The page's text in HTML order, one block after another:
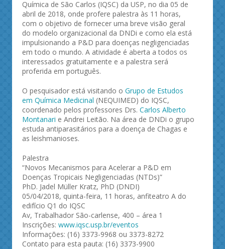
Química de São Carlos (IQSC) da USP, no dia 05 de
abril de 2018, onde profere palestra às 11 horas,
com o objetivo de fornecer uma breve visão geral
do modelo organizacional da DNDi e como ela está
impulsionando a P&D para doenças negligenciadas
em todo o mundo. A atividade é aberta a todos os
interessados gratuitamente e a palestra será
proferida em português.
O pesquisador está visitando o Grupo de Estudos
em Química Medicinal (NEQUIMED) do IQSC,
coordenado pelos professores Drs. Carlos Alberto
Montanari e Andrei Leitão. Na área de DNDi o grupo
estuda antiparasitários para a doença de Chagas e
as leishmanioses.
Palestra
“Novos Mecanismos para Acelerar a P&D em
Doenças Tropicais Negligenciadas (NTDs)”
PhD. Jadel Müller Kratz, PhD (DNDI)
05/04/2018, quinta-feira, 11 horas, anfiteatro A do
edifício Q1 do IQSC
Av, Trabalhador São-carlense, 400 – área 1
Inscrições: www.iqsc.usp.br/eventos
Informações: (16) 3373-9968 ou 3373-8272
Contato para esta pauta: (16) 3373-9900